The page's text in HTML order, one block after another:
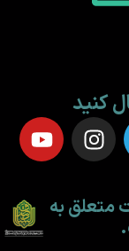
کنید
متعلق به